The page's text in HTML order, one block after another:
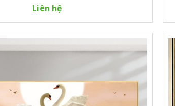
Liên hệ